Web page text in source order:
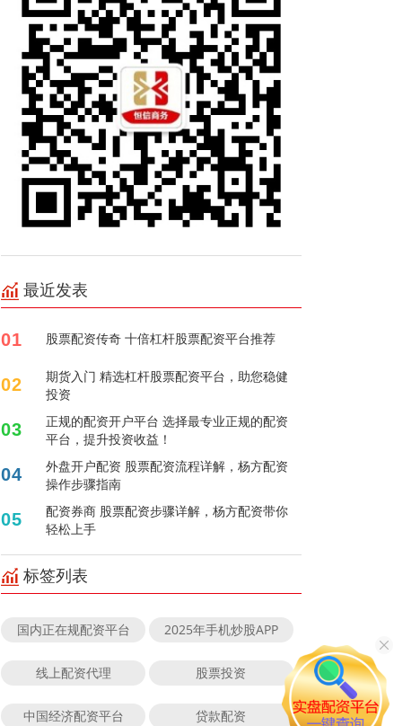
最近发表
01 股票配资传奇 十倍杠杆股票配资平台推荐
02
期货入门 精选杠杆股票配资平台，助您稳健
投资
03
正规的配资开户平台 选择最专业正规的配资
平台，提升投资收益！
04
外盘开户配资 股票配资流程详解，杨方配资
操作步骤指南
05
配资券商 股票配资步骤详解，杨方配资带你
轻松上手
标签列表
国内正在规配资平台 2025年手机炒股APP
线上配资代理 股票投资
中国经济配资平台 贷款配资